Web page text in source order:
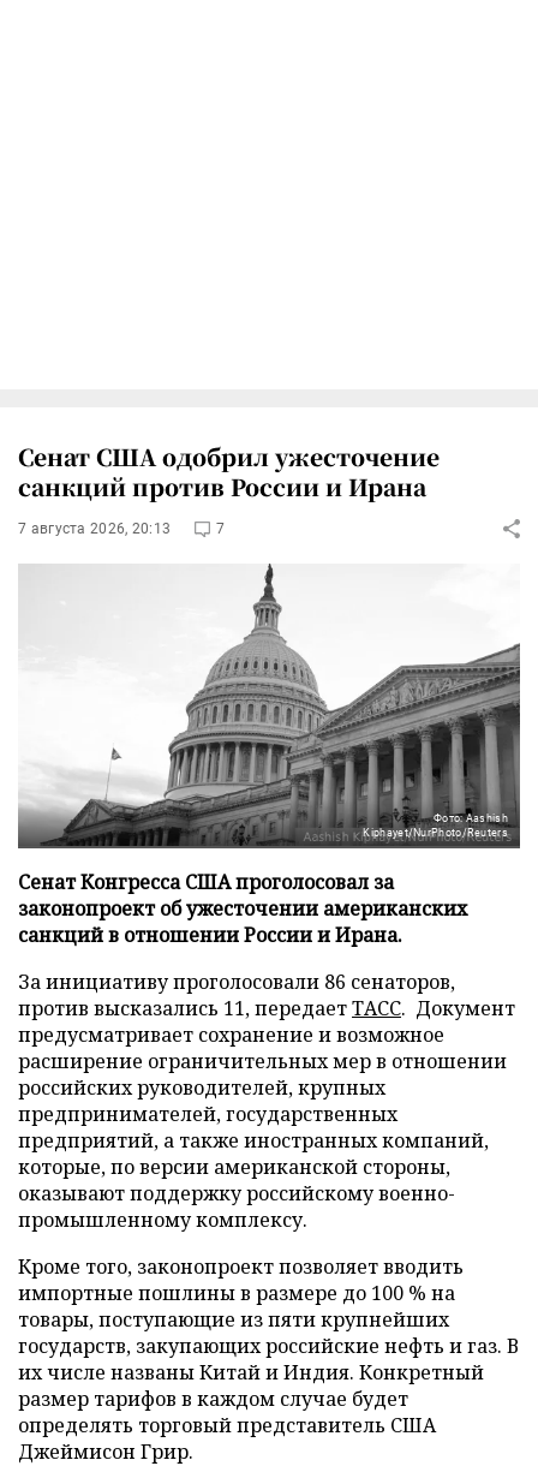
Сенат США одобрил ужесточение
санкций против России и Ирана
7 августа 2026, 20:13 7
Фото: Aashish
Kiphayet/NurPhoto/Reuters
Сенат Конгресса США проголосовал за
законопроект об ужесточении американских
санкций в отношении России и Ирана.
За инициативу проголосовали 86 сенаторов,
против высказались 11, передаетТАСС. Документ
предусматривает сохранение и возможное
расширение ограничительных мер в отношении
российских руководителей, крупных
предпринимателей, государственных
предприятий, а также иностранных компаний,
которые, по версии американской стороны,
оказывают поддержку российскому военно-
промышленному комплексу.
Кроме того, законопроект позволяет вводить
импортные пошлины в размере до 100 % на
товары, поступающие из пяти крупнейших
государств, закупающих российские нефть и газ. В
их числе названы Китай и Индия. Конкретный
размер тарифов в каждом случае будет
определять торговый представитель США
Джеймисон Грир.